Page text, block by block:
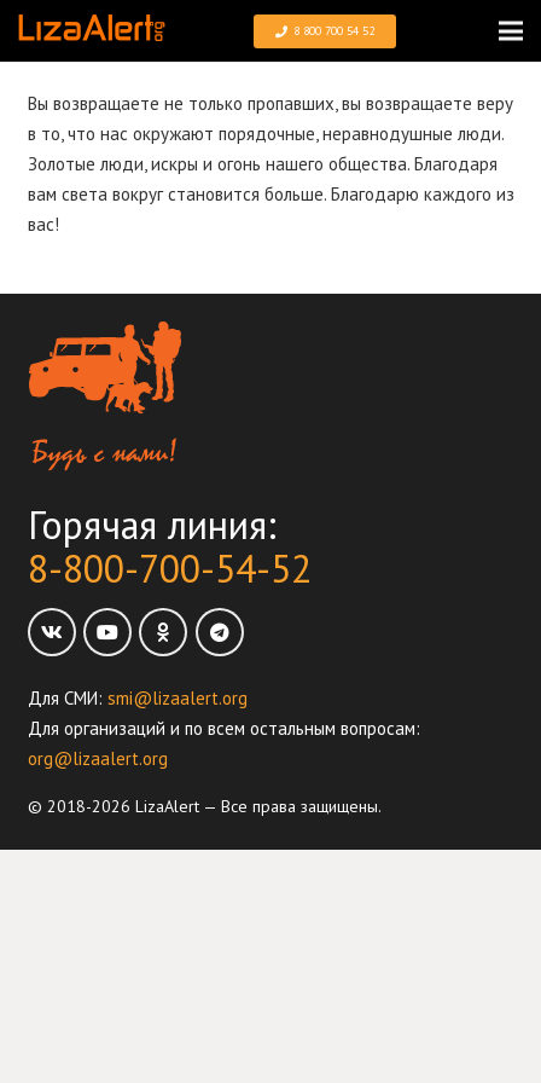
8 800 700 54 52
Вы возвращаете не только пропавших, вы возвращаете веру
в то, что нас окружают порядочные, неравнодушные люди.
Золотые люди, искры и огонь нашего общества. Благодаря
вам света вокруг становится больше. Благодарю каждого из
вас!
Горячая линия:
8-800-700-54-52
Для СМИ: smi@lizaalert.org
Для организаций и по всем остальным вопросам:
org@lizaalert.org
© 2018-2026 LizaAlert — Все права защищены.